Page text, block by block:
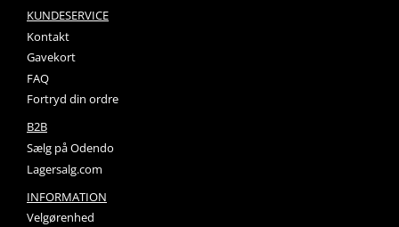
KUNDESERVICE
Kontakt
Gavekort
FAQ
Fortryd din ordre
B2B
Sælg på Odendo
Lagersalg.com
INFORMATION
Velgørenhed